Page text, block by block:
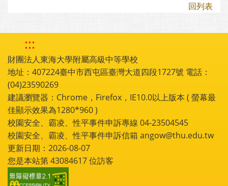
回列表
:::
財團法人東海大學附屬高級中等學校
地址：407224臺中市西屯區臺灣大道四段1727號 電話：
(04)23590269
建議瀏覽器：Chrome，Firefox，IE10.0以上版本 ( 螢幕最
佳顯示效果為1280*960 )
校園安全、霸凌、性平事件申訴專線 04-23504545
校園安全、霸凌、性平事件申訴信箱 angow@thu.edu.tw
更新日期：2026-08-07
您是本站第43084617位訪客